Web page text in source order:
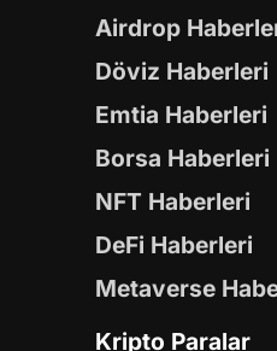
Airdrop
Döviz Haberleri
Emtia Haberleri
Borsa Haberleri
NFT Haberleri
DeFi Haberleri
Metaverse
Kripto Paralar